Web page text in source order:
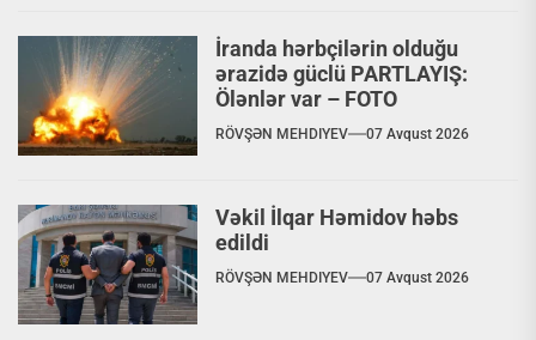
İranda hərbçilərin olduğu
ərazidə güclü PARTLAYIŞ:
Ölənlər var – FOTO
RÖVŞƏN MEHDIYEV 07 Avqust 2026
Vəkil İlqar Həmidov həbs
edildi
RÖVŞƏN MEHDIYEV 07 Avqust 2026